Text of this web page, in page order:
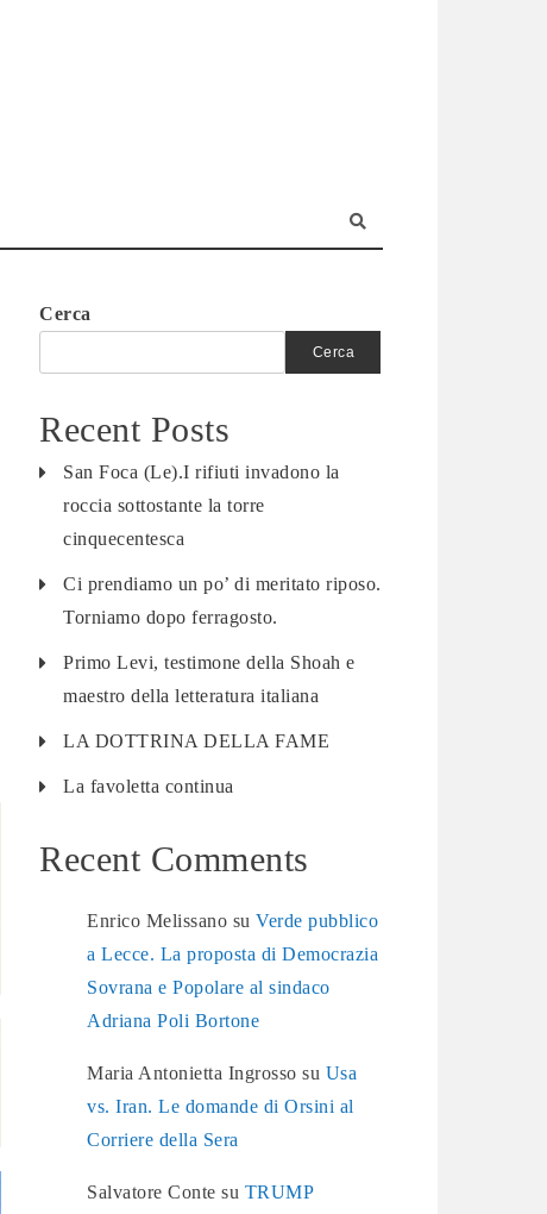
Cerca
Cerca
Recent Posts
San Foca (Le).I rifiuti invadono la
roccia sottostante la torre
cinquecentesca
Ci prendiamo un po’ di meritato riposo.
Torniamo dopo ferragosto.
Primo Levi, testimone della Shoah e
maestro della letteratura italiana
LA DOTTRINA DELLA FAME
La favoletta continua
Recent Comments
Enrico Melissano suVerde pubblico
a Lecce. La proposta di Democrazia
Sovrana e Popolare al sindaco
Adriana Poli Bortone
Maria Antonietta Ingrosso su Usa
vs. Iran. Le domande di Orsini al
Corriere della Sera
Salvatore Conte su TRUMP